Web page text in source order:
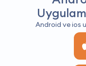
Android ve ios